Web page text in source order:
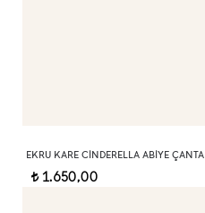
EKRU KARE CINDERELLA ABIYE ÇANTA
t1.650,00